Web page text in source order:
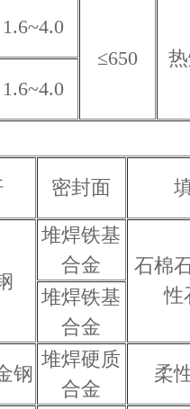
1.6~4.0
≤650
1.6~4.0
密封面
堆焊铁基
合金
石棉
性
堆焊铁基
合金
钢
堆焊硬质
合金
柔